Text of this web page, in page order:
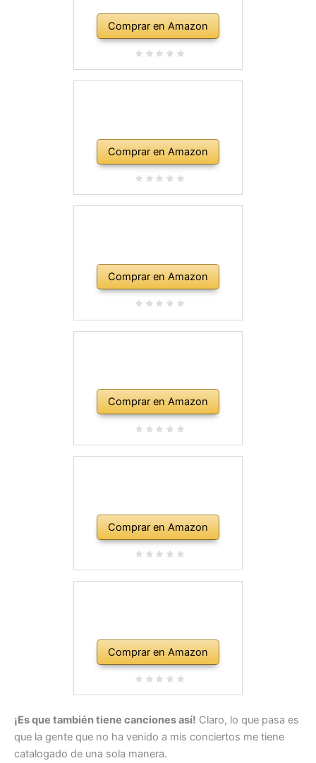
Comprar en Amazon
Comprar en Amazon
Comprar en Amazon
Comprar en Amazon
Comprar en Amazon
Comprar en Amazon
¡Es que también tiene canciones así! Claro, lo que pasa es
que la gente que no ha venido a mis conciertos me tiene
catalogado de una sola manera.